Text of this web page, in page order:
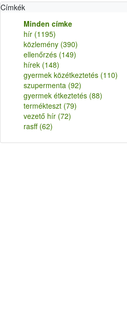
Címkék
Minden címke
hír (1195)
közlemény (390)
ellenőrzés (149)
hírek (148)
gyermek közétkeztetés (110)
szupermenta (92)
gyermek étkeztetés (88)
termékteszt (79)
vezető hír (72)
rasff (62)